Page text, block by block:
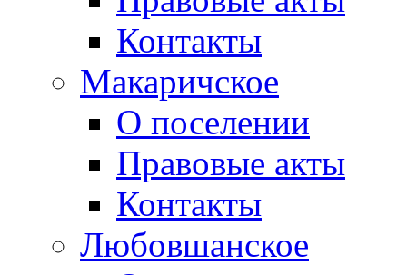
Контакты
Макаричское
О поселении
Правовые акты
Контакты
Любовшанское